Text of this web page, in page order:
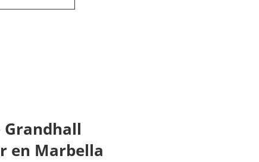
Grandhall
en Marbella